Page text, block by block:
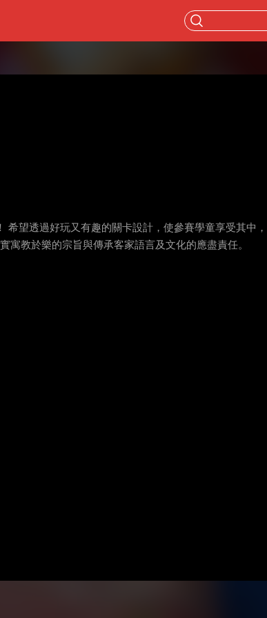
望透過好玩又有趣的關卡設計，使參賽學童享受其中
教於樂的宗旨與傳承客家語言及文化的應盡責任。